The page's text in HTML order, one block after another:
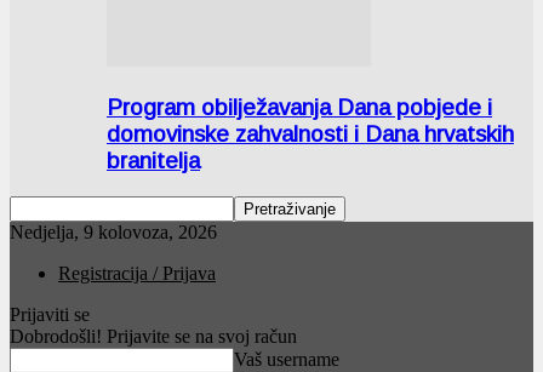
Program obilježavanja Dana pobjede i
domovinske zahvalnosti i Dana hrvatskih
branitelja
Nedjelja, 9 kolovoza, 2026
Registracija / Prijava
Prijaviti se
Dobrodošli! Prijavite se na svoj račun
Vaš username